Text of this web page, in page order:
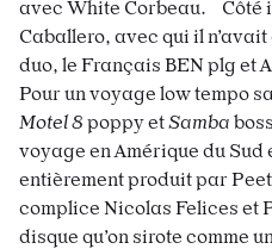
avec White Corbeau. Côté
Caballero, avec qui il
duo, le Français BEN plg et
Pour un voyage low tempo
Motel 8 poppy etSamba
voyage en Amérique du Sud
entièrement produit par
complice Nicolas Felices et
disque qu’on sirote comme